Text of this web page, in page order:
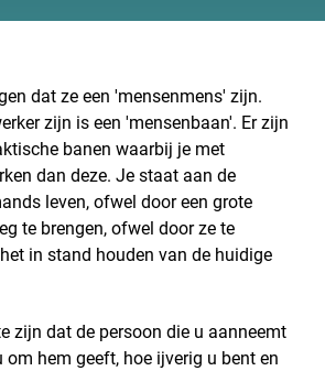
dat ze een 'mensenmens' zijn.
zijn is een 'mensenbaan'. Er zijn
banen waarbij je met
dan deze. Je staat aan de
leven, ofwel door een grote
te brengen, ofwel door ze te
in stand houden van de huidige
zijn dat de persoon die u aanneemt
om hem geeft, hoe ijverig u bent en